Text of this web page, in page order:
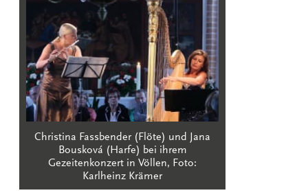
Christina Fassbender (Flöte) und Jana
Bousková (Harfe) bei ihrem
Gezeitenkonzert in Völlen, Foto:
Karlheinz Krämer